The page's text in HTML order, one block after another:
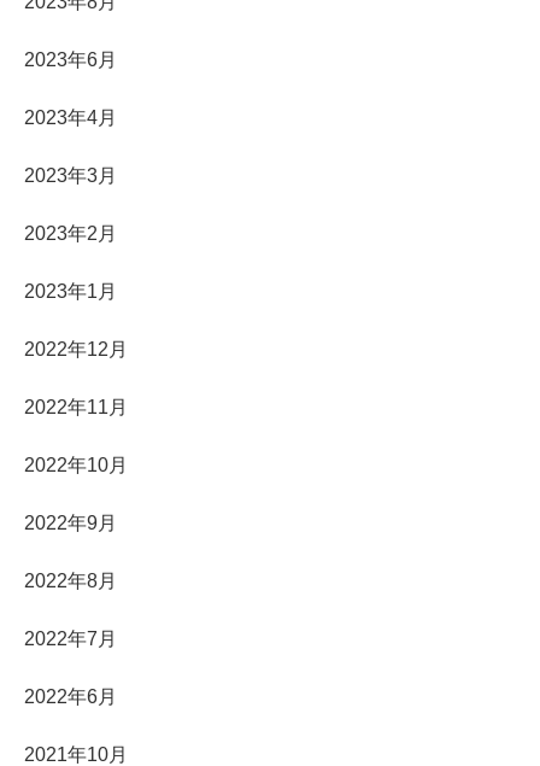
2023年6月
2023年4月
2023年3月
2023年2月
2023年1月
2022年12月
2022年11月
2022年10月
2022年9月
2022年8月
2022年7月
2022年6月
2021年10月